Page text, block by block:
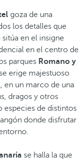
goza de una
los detalles que
sitúa en el insigne
en el centro de
parques Romano y
erige majestuoso
en un marco de una
dragos y otros
especies de distintos
donde disfrutar
se halla la que